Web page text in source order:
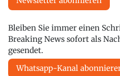
Bleiben Sie immer einen
Breaking News sofort als
gesendet.
Whatsapp-Kanal